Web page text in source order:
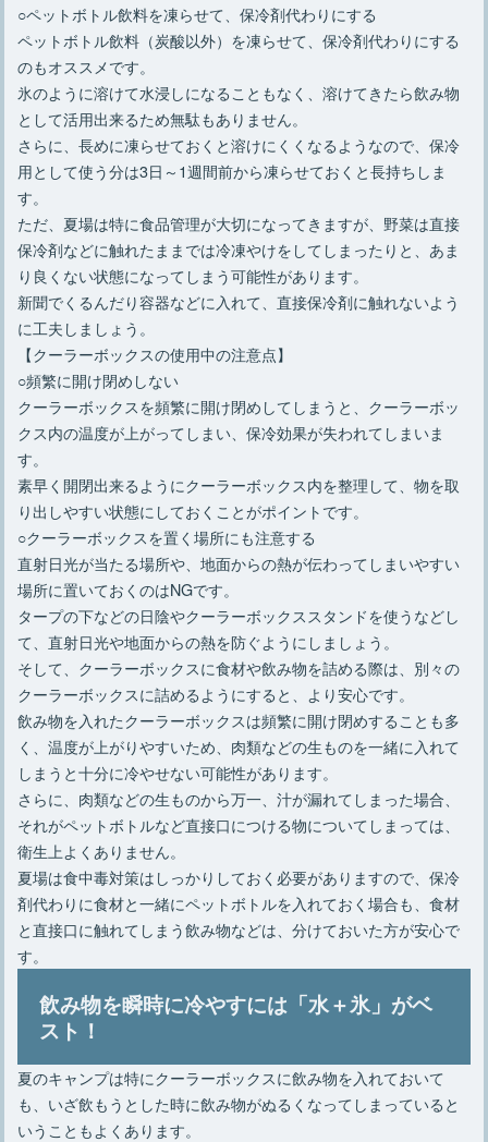
○ペットボトル飲料を凍らせて、保冷剤代わりにする
ペットボトル飲料（炭酸以外）を凍らせて、保冷剤代わりにする
のもオススメです。
氷のように溶けて水浸しになることもなく、溶けてきたら飲み物
として活用出来るため無駄もありません。
さらに、長めに凍らせておくと溶けにくくなるようなので、保冷
用として使う分は3日～1週間前から凍らせておくと長持ちしま
す。
ただ、夏場は特に食品管理が大切になってきますが、野菜は直接
保冷剤などに触れたままでは冷凍やけをしてしまったりと、あま
り良くない状態になってしまう可能性があります。
新聞でくるんだり容器などに入れて、直接保冷剤に触れないよう
に工夫しましょう。
【クーラーボックスの使用中の注意点】
○頻繁に開け閉めしない
クーラーボックスを頻繁に開け閉めしてしまうと、クーラーボッ
クス内の温度が上がってしまい、保冷効果が失われてしまいま
す。
素早く開閉出来るようにクーラーボックス内を整理して、物を取
り出しやすい状態にしておくことがポイントです。
○クーラーボックスを置く場所にも注意する
直射日光が当たる場所や、地面からの熱が伝わってしまいやすい
場所に置いておくのはNGです。
タープの下などの日陰やクーラーボックススタンドを使うなどし
て、直射日光や地面からの熱を防ぐようにしましょう。
そして、クーラーボックスに食材や飲み物を詰める際は、別々の
クーラーボックスに詰めるようにすると、より安心です。
飲み物を入れたクーラーボックスは頻繁に開け閉めすることも多
く、温度が上がりやすいため、肉類などの生ものを一緒に入れて
しまうと十分に冷やせない可能性があります。
さらに、肉類などの生ものから万一、汁が漏れてしまった場合、
それがペットボトルなど直接口につける物についてしまっては、
衛生上よくありません。
夏場は食中毒対策はしっかりしておく必要がありますので、保冷
剤代わりに食材と一緒にペットボトルを入れておく場合も、食材
と直接口に触れてしまう飲み物などは、分けておいた方が安心で
す。
飲み物を瞬時に冷やすには「水＋氷」がベ
スト！
夏のキャンプは特にクーラーボックスに飲み物を入れておいて
も、いざ飲もうとした時に飲み物がぬるくなってしまっていると
いうこともよくあります。